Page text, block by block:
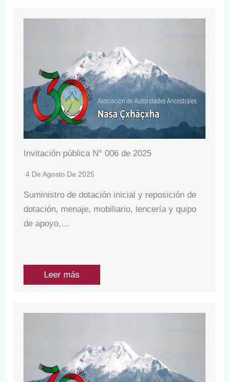
Invitación pública N° 006 de 2025
4 De Agosto De 2025
Suministro de dotación inicial y reposición de
dotación, menaje, mobiliario, lencería y quipo
de apoyo,…
Leer más